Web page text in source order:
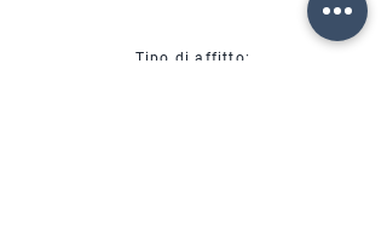
Tipo di affitto: